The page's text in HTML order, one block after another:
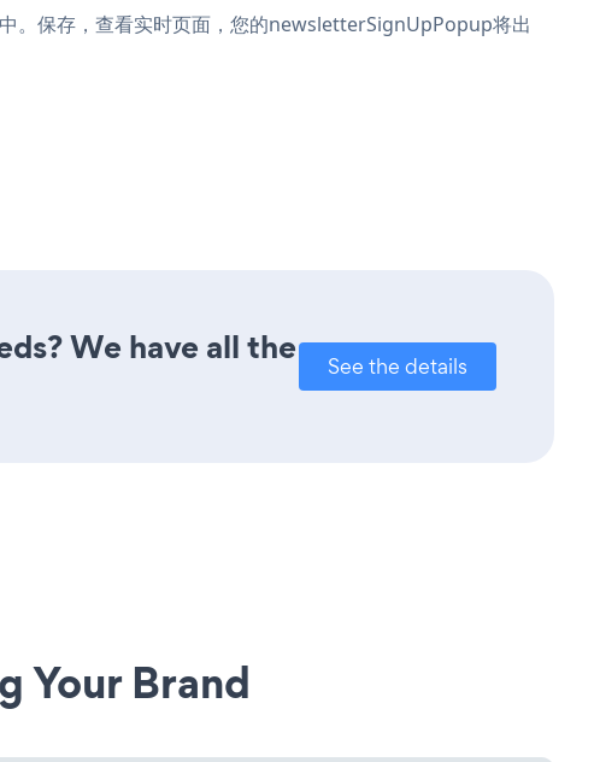
保存，查看实时页面，您的newsletterSignUpPopup将出
We have all the
See the details
Your Brand